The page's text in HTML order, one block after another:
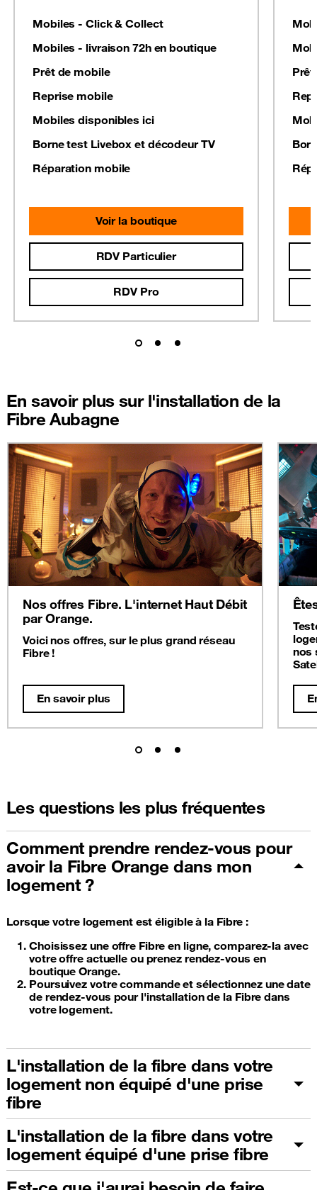
Mobiles - Click & Collect
Mobiles - livraison 72h en boutique
Prêt de mobile
Reprise mobile
Mobiles disponibles ici
Borne test Livebox et décodeur TV
Réparation mobile
Voir la boutique
RDV Particulier
RDV Pro
En savoir plus sur l'installation de la
Fibre Aubagne
Nos offres Fibre. L'internet Haut Débit
par Orange.
Voici nos offres, sur le plus grand réseau
Fibre !
En savoir plus
nos
Les questions les plus fréquentes
Comment prendre rendez-vous pour
avoir la Fibre Orange dans mon
logement ?
Lorsque votre logement est éligible à la Fibre :
Choisissez une offre Fibre en ligne, comparez-la avec
votre offre actuelle ou prenez rendez-vous en
boutique Orange.
Poursuivez votre commande et sélectionnez une date
de rendez-vous pour l'installation de la Fibre dans
votre logement.
L'installation de la fibre dans votre
logement non équipé d'une prise
fibre
L'installation de la fibre dans votre
logement équipé d'une prise fibre